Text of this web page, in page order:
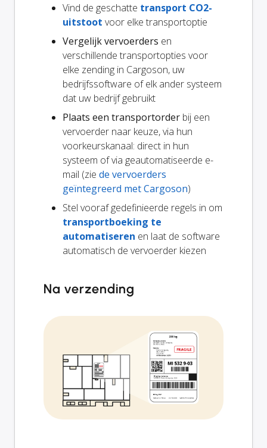
Vind de geschatte transport CO2-
uitstoot voor elke transportoptie
Vergelijk vervoerders en
verschillende transportopties voor
elke zending in Cargoson, uw
bedrijfssoftware of elk ander systeem
dat uw bedrijf gebruikt
Plaats een transportorder bij een
vervoerder naar keuze, via hun
voorkeurskanaal: direct in hun
systeem of via geautomatiseerde e-
mail (zie de vervoerders
geïntegreerd met Cargoson)
Stel vooraf gedefinieerde regels in om
transportboeking te
automatiseren en laat de software
automatisch de vervoerder kiezen
Na verzending